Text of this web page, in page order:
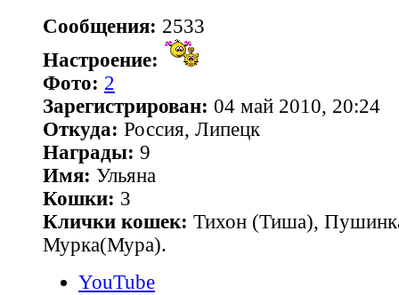
Сообщения: 2533
Настроение:
Фото: 2
Зарегистрирован: 04 май 2010, 20:24
Откуда: Россия, Липецк
Награды: 9
Имя: Ульяна
Кошки: 3
Клички кошек: Тихон (Тиша),
Мурка(Мура).
YouTube